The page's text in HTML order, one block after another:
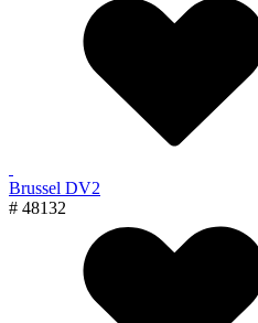
Brussel DV2
# 48132